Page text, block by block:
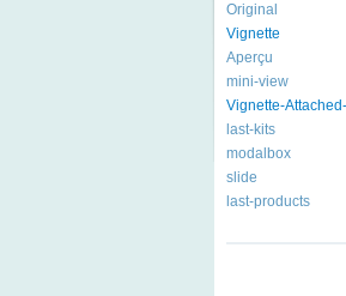
Original
Vignette
Aperçu
mini-view
Vignette-
last-kits
modalbox
slide
last-products